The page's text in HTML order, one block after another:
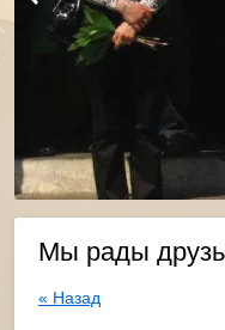
Мы рады
« Назад